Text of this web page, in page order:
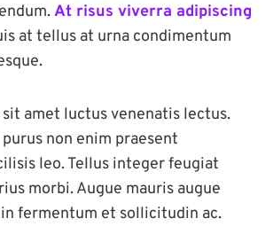
At risus viverra adipiscing
at tellus at urna condimentum
amet luctus venenatis lectus.
non enim praesent
leo. Tellus integer feugiat
morbi. Augue mauris augue
fermentum et sollicitudin ac.